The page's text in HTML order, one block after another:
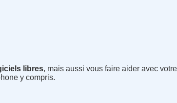
libres, mais aussi vous faire aider avec
y compris.